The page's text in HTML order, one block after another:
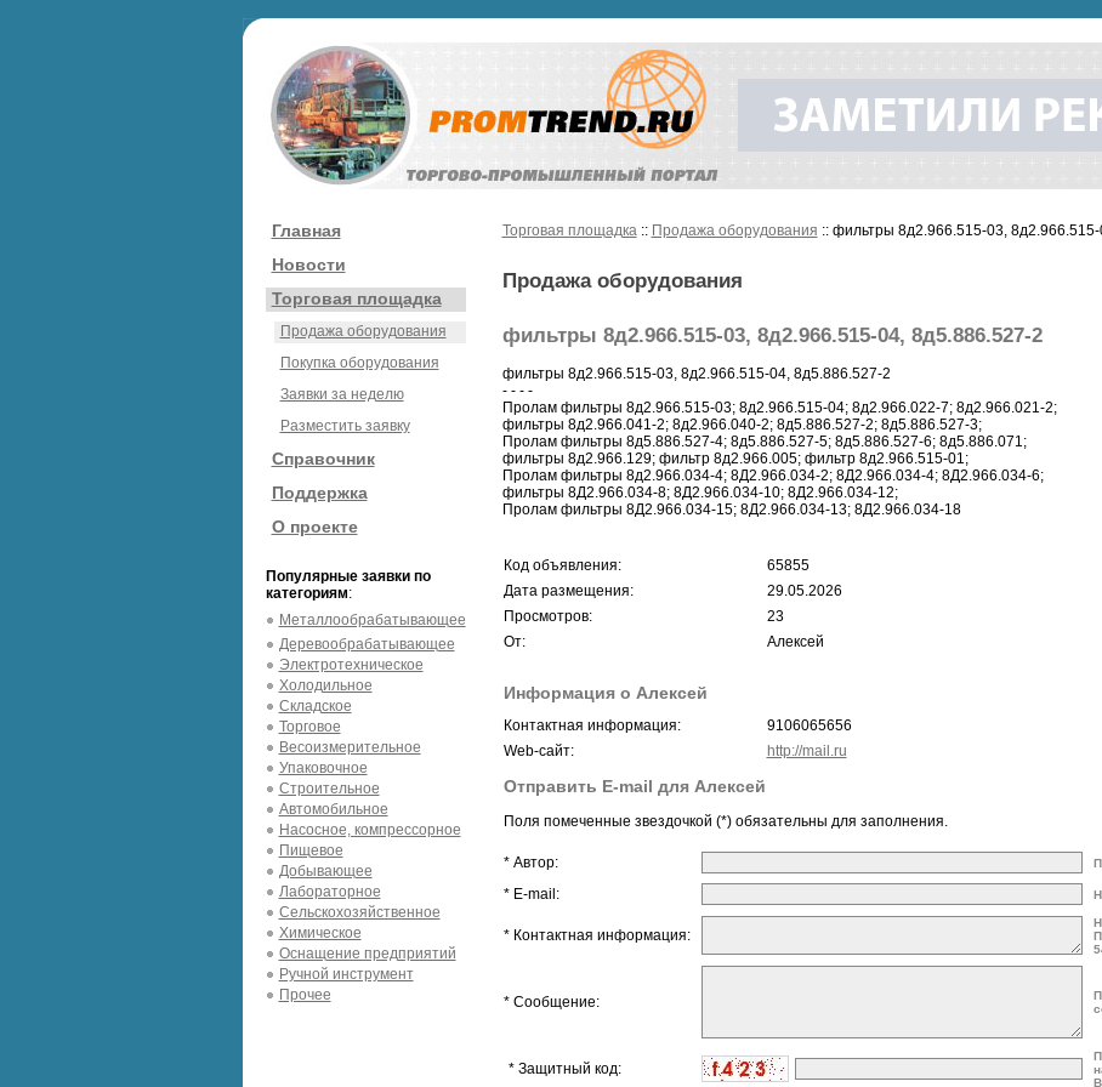
Главная
Новости
Торговая площадка
Продажа оборудования
Покупка оборудования
Заявки за неделю
Разместить заявку
Справочник
Поддержка
О проекте
Популярные заявки по
категориям:
Металлообрабатывающее
Деревообрабатывающее
Электротехническое
Холодильное
Складское
Торговое
Весоизмерительное
Упаковочное
Строительное
Автомобильное
Насосное, компрессорное
Пищевое
Добывающее
Лабораторное
Сельскохозяйственное
Химическое
Оснащение предприятий
Ручной инструмент
Прочее
Торговая площадка:: Продажа оборудования :: фильтры 8д2.966.515-03,
Продажа оборудования
фильтры 8д2.966.515-03, 8д2.966.515-04, 8д5.886.527-2
фильтры 8д2.966.515-03, 8д2.966.515-04, 8д5.886.527-2
- - - -
Пролам фильтры 8д2.966.515-03; 8д2.966.515-04; 8д2.966.022-7; 8д2.966.021-2;
фильтры 8д2.966.041-2; 8д2.966.040-2; 8д5.886.527-2; 8д5.886.527-3;
Пролам фильтры 8д5.886.527-4; 8д5.886.527-5; 8д5.886.527-6; 8д5.886.071;
фильтры 8д2.966.129; фильтр 8д2.966.005; фильтр 8д2.966.515-01;
Пролам фильтры 8д2.966.034-4; 8Д2.966.034-2; 8Д2.966.034-4; 8Д2.966.034-6;
фильтры 8Д2.966.034-8; 8Д2.966.034-10; 8Д2.966.034-12;
Пролам фильтры 8Д2.966.034-15; 8Д2.966.034-13; 8Д2.966.034-18
Код объявления:
65855
Дата размещения:
29.05.2026
Просмотров:
23
От:
Алексей
Информация о Алексей
Контактная информация:
9106065656
Web-сайт:
http://mail.ru
Отправить E-mail для Алексей
Поля помеченные звездочкой (*) обязательны для заполнения.
* Автор:
* E-mail:
* Контактная информация:
* Сообщение:
* Защитный код: